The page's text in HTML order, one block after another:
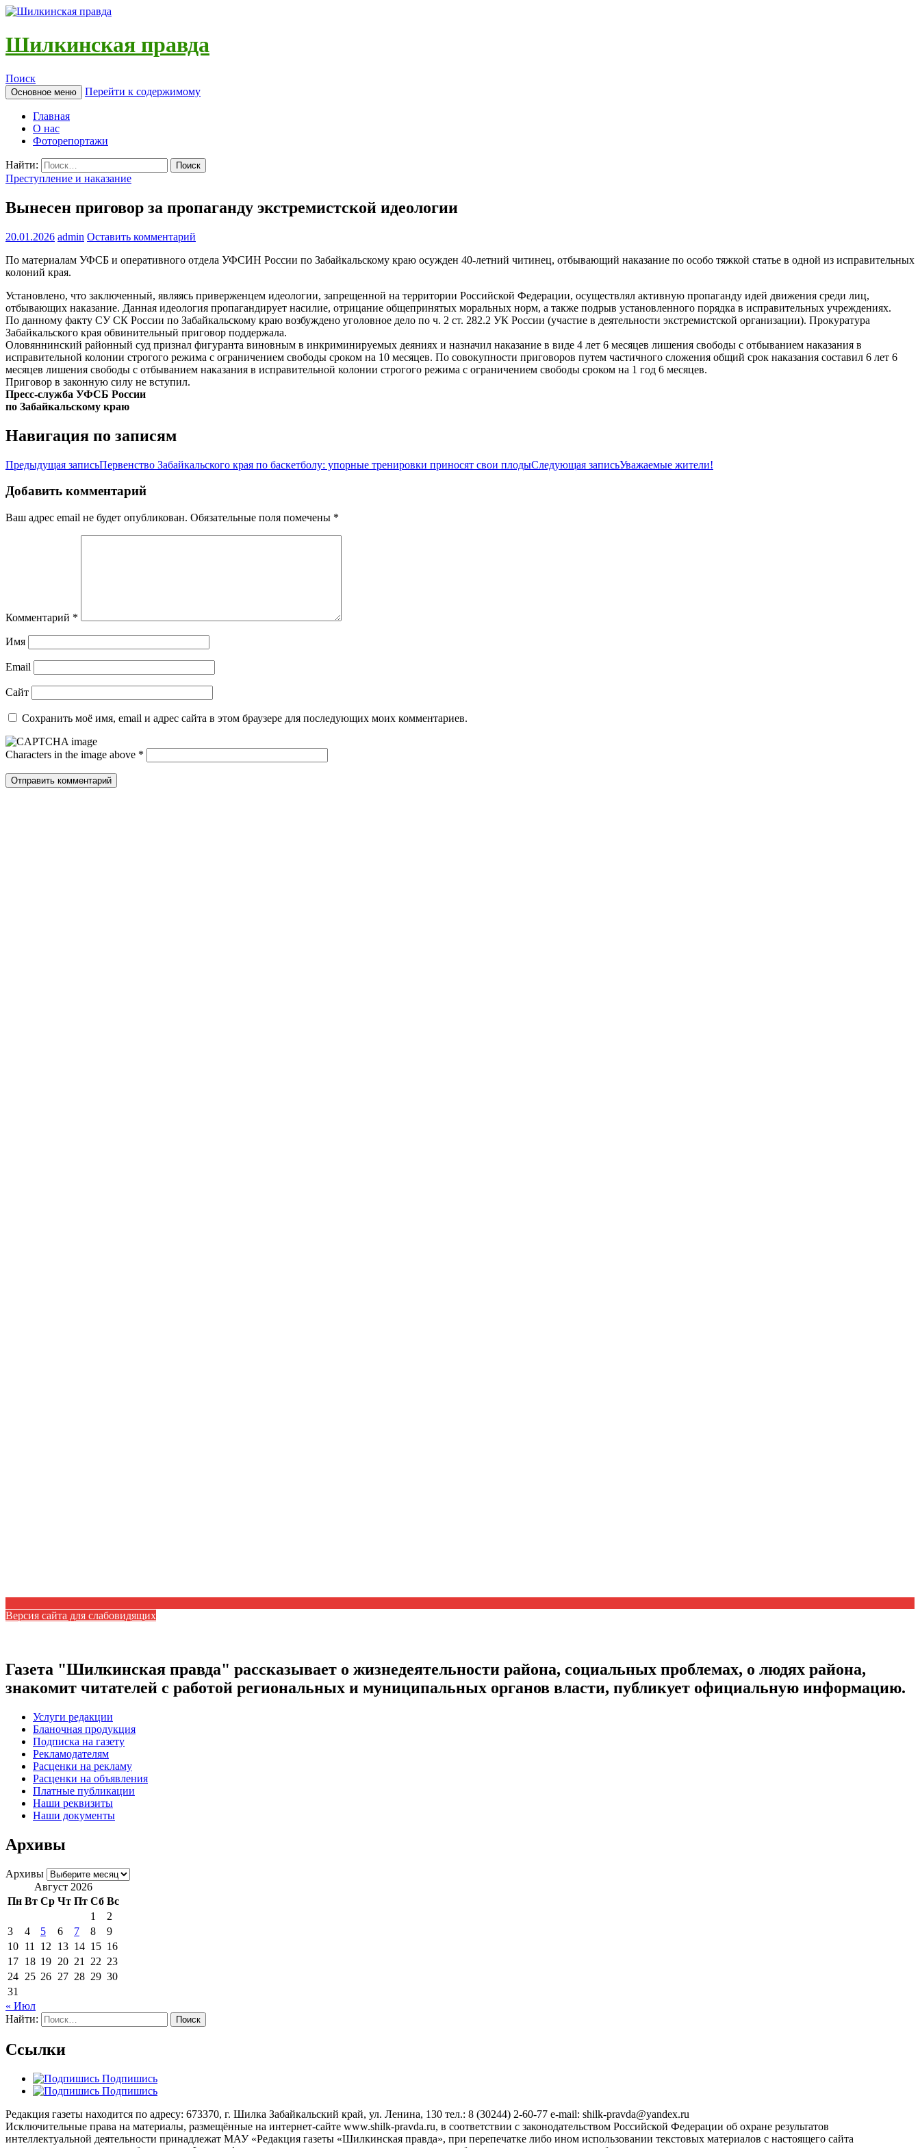
Шилкинская правда
Поиск
Основное меню Перейти к содержимому
Главная
О нас
Фоторепортажи
Найти:
Преступление и наказание
Вынесен приговор за пропаганду экстремистской идеологии
20.01.2026 admin Оставить комментарий
По материалам УФСБ и оперативного отдела УФСИН России по Забайкальскому краю осужден 40-летний читинец, отбывающий наказание по особо тяжкой статье в одной из исправительных
колоний края.
Установлено, что заключенный, являясь приверженцем идеологии, запрещенной на территории Российской Федерации, осуществлял активную пропаганду идей движения среди лиц,
отбывающих наказание. Данная идеология пропагандирует насилие, отрицание общепринятых моральных норм, а также подрыв установленного порядка в исправительных учреждениях.
По данному факту СУ СК России по Забайкальскому краю возбуждено уголовное дело по ч. 2 ст. 282.2 УК России (участие в деятельности экстремистской организации). Прокуратура
Забайкальского края обвинительный приговор поддержала.
Оловяннинский районный суд признал фигуранта виновным в инкриминируемых деяниях и назначил наказание в виде 4 лет 6 месяцев лишения свободы с отбыванием наказания в
исправительной колонии строгого режима с ограничением свободы сроком на 10 месяцев. По совокупности приговоров путем частичного сложения общий срок наказания составил 6 лет 6
месяцев лишения свободы с отбыванием наказания в исправительной колонии строгого режима с ограничением свободы сроком на 1 год 6 месяцев.
Приговор в законную силу не вступил.
Пресс-служба УФСБ России
по Забайкальскому краю
Навигация по записям
Предыдущая записьПервенство Забайкальского края по баскетболу: упорные тренировки приносят свои плодыСледующая записьУважаемые жители!
Добавить комментарий
Ваш адрес email не будет опубликован. Обязательные поля помечены *
Комментарий *
Имя
Email
Сайт
Сохранить моё имя, email и адрес сайта в этом браузере для последующих моих комментариев.
Characters in the image above *
Версия сайта для слабовидящих
Газета "Шилкинская правда" рассказывает о жизнедеятельности района, социальных проблемах, о людях района,
знакомит читателей с работой региональных и муниципальных органов власти, публикует официальную информацию.
Услуги редакции
Бланочная продукция
Подписка на газету
Рекламодателям
Расценки на рекламу
Расценки на объявления
Платные публикации
Наши реквизиты
Наши документы
Архивы
Архивы
Август 2026
Пн Вт Ср Чт Пт Сб Вс
1
2
3
4 5 6 7 8
9
10 11 12 13 14 15 16
17 18 19 20 21 22 23
24 25 26 27 28 29 30
31
« Июл
Найти:
Ссылки
Подпишись
Подпишись
Редакция газеты находится по адресу: 673370, г. Шилка Забайкальский край, ул. Ленина, 130 тел.: 8 (30244) 2-60-77 e-mail: shilk-pravda@yandex.ru
Исключительные права на материалы, размещённые на интернет-сайте www.shilk-pravda.ru, в соответствии с законодательством Российской Федерации об охране результатов
интеллектуальной деятельности принадлежат МАУ «Редакция газеты «Шилкинская правда», при перепечатке либо ином использовании текстовых материалов с настоящего сайта